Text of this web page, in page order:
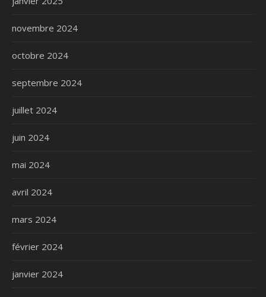
novembre 2024
octobre 2024
septembre 2024
juillet 2024
juin 2024
mai 2024
avril 2024
mars 2024
février 2024
janvier 2024